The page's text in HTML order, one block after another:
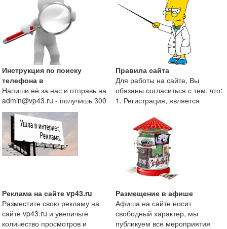
Инструкция по поиску
телефона в
Напиши её за нас и отправь на
admin@vp43.ru - получишь 300
рублей.
Правила сайта
Для работы на сайте, Вы
обязаны согласиться с тем, что:
1. Регистрация, является
Реклама на сайте vp43.ru
Разместите свою рекламу на
сайте vp43.ru и увеличьте
количество просмотров и
Размещение в афише
Афиша на сайте носит
свободный характер, мы
публикуем все мероприятия